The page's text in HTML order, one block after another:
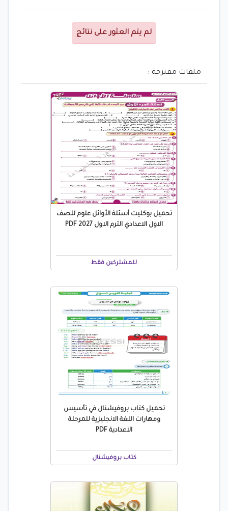
لم يتم العثور على نتائج
ملفات مقترحة :
تحميل بوكليت أسئلة الأوائل علوم للصف
الاول الاعدادي الترم الاول 2027 PDF
للمشتركين فقط
تحميل كتاب بروفيشنال في تأسيس
ومهارات اللغة الانجليزية للمرحلة
الاعدادية PDF
كتاب بروفيشنال